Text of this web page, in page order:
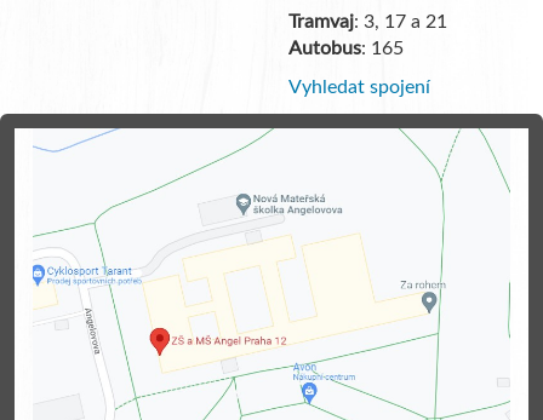
Tramvaj: 3, 17 a 21
Autobus: 165
Vyhledat spojení